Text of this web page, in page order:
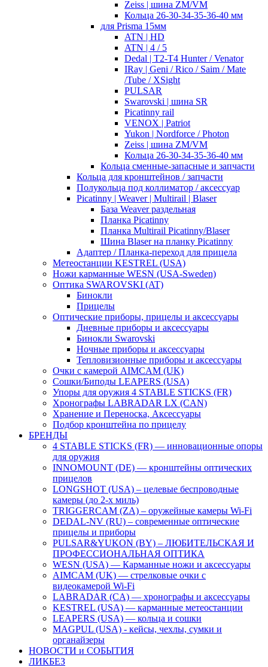
Zeiss | шина ZM/VM
Кольца 26-30-34-35-36-40 мм
для Prisma 15мм
ATN | HD
ATN | 4 / 5
Dedal | T2-T4 Hunter / Venator
IRay | Geni / Rico / Saim / Mate
/Tube / XSight
PULSAR
Swarovski | шина SR
Picatinny rail
VENOX | Patriot
Yukon | Nordforce / Photon
Zeiss | шина ZM/VM
Кольца 26-30-34-35-36-40 мм
Кольца сменные-запасные и запчасти
Кольца для кронштейнов / запчасти
Полукольца под коллиматор / аксессуар
Picatinny | Weaver | Multirail | Blaser
База Weaver раздельная
Планка Picatinny
Планка Multirail Picatinny/Blaser
Шина Blaser на планку Picatinny
Адаптер / Планка-переход для прицела
Метеостанции KESTREL (USA)
Ножи карманные WESN (USA-Sweden)
Оптика SWAROVSKI (AT)
Бинокли
Прицелы
Оптические приборы, прицелы и аксессуары
Дневные приборы и аксессуары
Бинокли Swarovski
Ночные приборы и аксессуары
Тепловизионные приборы и аксессуары
Очки с камерой AIMCAM (UK)
Сошки/Биподы LEAPERS (USA)
Упоры для оружия 4 STABLE STICKS (FR)
Хронографы LABRADAR LX (CAN)
Хранение и Переноска, Аксессуары
Подбор кронштейна по прицелу
БРЕНДЫ
4 STABLE STICKS (FR) — инновационные опоры
для оружия
INNOMOUNT (DE) — кронштейны оптических
прицелов
LONGSHOT (USA) – целевые беспроводные
камеры (до 2-х миль)
TRIGGERCAM (ZA) – оружейные камеры Wi-Fi
DEDAL-NV (RU) – современные оптические
прицелы и приборы
PULSAR&YUKON (BY) – ЛЮБИТЕЛЬСКАЯ И
ПРОФЕССИОНАЛЬНАЯ ОПТИКА
WESN (USA) — Карманные ножи и аксессуары
AIMCAM (UK) — стрелковые очки с
видеокамерой Wi-Fi
LABRADAR (CA) — хронографы и аксессуары
KESTREL (USA) — карманные метеостанции
LEAPERS (USA) — кольца и сошки
MAGPUL (USA) - кейсы, чехлы, сумки и
органайзеры
НОВОСТИ и СОБЫТИЯ
ЛИКБЕЗ